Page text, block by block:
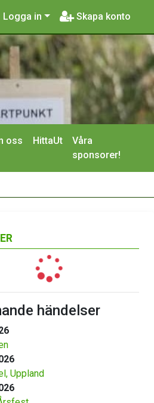
Logga in Skapa konto
oss HittaUt
Våra
sponsorer!
händelser
Uppland